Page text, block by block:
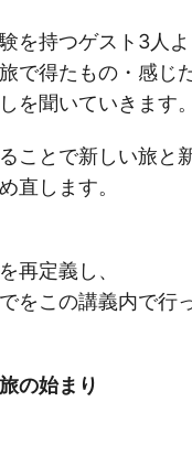
を持つゲスト3人よ
得たもの・感じた
を聞いていきます。
とで新しい旅と
直します。
再定義し、
この講義内で行
の始まり